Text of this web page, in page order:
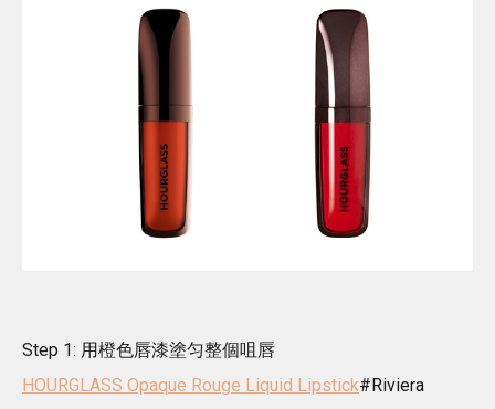
Step 1: 用橙色唇漆塗匀整個咀唇
HOURGLASS Opaque Rouge Liquid Lipstick#Riviera